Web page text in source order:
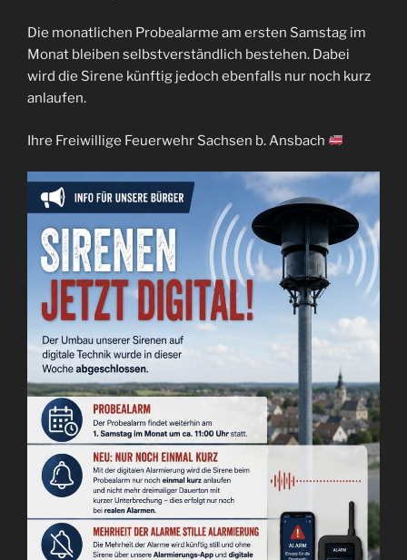
Die monatlichen Probealarme am ersten Samstag im
Monat bleiben selbstverständlich bestehen. Dabei
wird die Sirene künftig jedoch ebenfalls nur noch kurz
anlaufen.
Ihre Freiwillige Feuerwehr Sachsen b. Ansbach